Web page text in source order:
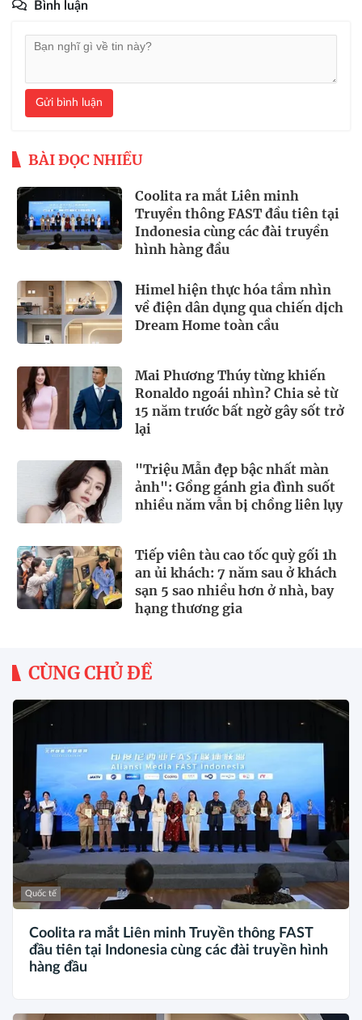
Bình luận
Gửi bình luận
BÀI ĐỌC NHIỀU
Coolita ra mắt Liên minh
Truyền thông FAST đầu tiên tại
Indonesia cùng các đài truyền
hình hàng đầu
Himel hiện thực hóa tầm nhìn
về điện dân dụng qua chiến dịch
Dream Home toàn cầu
Mai Phương Thúy từng khiến
Ronaldo ngoái nhìn? Chia sẻ từ
15 năm trước bất ngờ gây sốt trở
lại
"Triệu Mẫn đẹp bậc nhất màn
ảnh": Gồng gánh gia đình suốt
nhiều năm vẫn bị chồng liên lụy
Tiếp viên tàu cao tốc quỳ gối 1h
an ủi khách: 7 năm sau ở khách
sạn 5 sao nhiều hơn ở nhà, bay
hạng thương gia
CÙNG CHỦ ĐỀ
Quốc tế
Coolita ra mắt Liên minh Truyền thông FAST
đầu tiên tại Indonesia cùng các đài truyền hình
hàng đầu